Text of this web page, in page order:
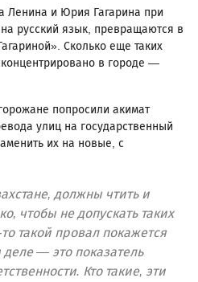
Ленина и Юрия Гагарина при
русский язык, превращаются в
Сколько еще таких
в городе —
попросили акимат
улиц на государственный
их на новые, с
должны чтить и
чтобы не допускать таких
такой провал покажется
— это показатель
Кто такие, эти